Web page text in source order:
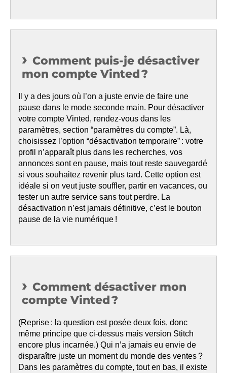
Comment puis-je désactiver
mon compte Vinted ?
Il y a des jours où l’on a juste envie de faire une
pause dans le mode seconde main. Pour désactiver
votre compte Vinted, rendez-vous dans les
paramètres, section “paramètres du compte”. Là,
choisissez l’option “désactivation temporaire” : votre
profil n’apparaît plus dans les recherches, vos
annonces sont en pause, mais tout reste sauvegardé
si vous souhaitez revenir plus tard. Cette option est
idéale si on veut juste souffler, partir en vacances, ou
tester un autre service sans tout perdre. La
désactivation n’est jamais définitive, c’est le bouton
pause de la vie numérique !
Comment désactiver mon
compte Vinted ?
(Reprise : la question est posée deux fois, donc
même principe que ci-dessus mais version Stitch
encore plus incarnée.) Qui n’a jamais eu envie de
disparaître juste un moment du monde des ventes ?
Dans les paramètres du compte, tout en bas, il existe